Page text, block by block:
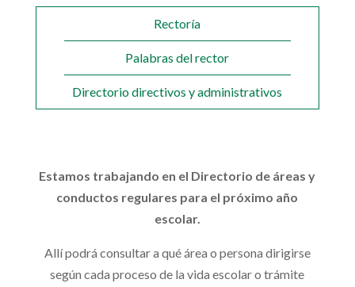
Rectoría
Palabras del rector
Directorio directivos y administrativos
Estamos trabajando en el Directorio de áreas y
conductos regulares para el próximo año
escolar.
Allí podrá consultar a qué área o persona dirigirse
según cada proceso de la vida escolar o trámite